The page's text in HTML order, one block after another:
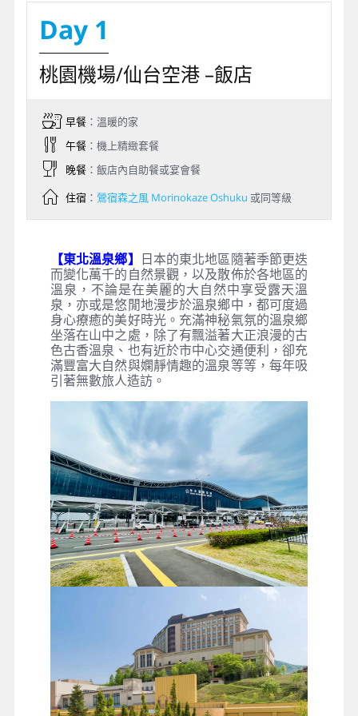
Day 1
桃園機場/仙台空港 –飯店
早餐：溫暖的家
午餐：機上精緻套餐
晚餐：飯店內自助餐或宴會餐
住宿： 鶯宿森之風 Morinokaze Oshuku 或同等級
【東北溫泉鄉】 日本的東北地區隨著季節更迭
而變化萬千的自然景觀，以及散佈於各地區的
溫泉，不論是在美麗的大自然中享受露天溫
泉，亦或是悠閒地漫步於溫泉鄉中，都可度過
身心療癒的美好時光。充滿神秘氣氛的溫泉鄉
坐落在山中之處，除了有飄溢著大正浪漫的古
色古香溫泉、也有近於市中心交通便利，卻充
滿豐富大自然與嫻靜情趣的溫泉等等，每年吸
引著無數旅人造訪。